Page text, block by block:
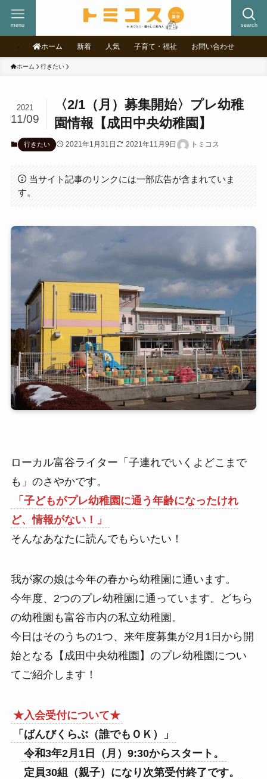
search
menu
ホーム 新着 人気 子育て・福祉 お問い合わせ
ホーム 行きたい
〈2/1（月）募集開始〉プレ幼稚
園情報【成田中央幼稚園】
2021
11/09
行きたい 2021年1月31日 2021年11月9日 トミコス
当サイト記事のリンクには一部広告が含まれていま
す。
ローカル富谷ライター「子連れでいくよどこまで
も」のさやかです。
「子どもがプレ幼稚園に通う年齢になったけれ
ど、情報がない！」
そんなあなたに読んでもらいたい！
我が家の娘は今年の春から幼稚園に通います。
今年度、2つのプレ幼稚園に通っています。どちら
の幼稚園も富谷市内の私立幼稚園。
今日はそのうちの1つ、来年度募集が2月1日から開
始となる【成田中央幼稚園】のプレ幼稚園につい
てご紹介します！
★入会受付について★
「ばんびくらぶ（誰でもＯＫ）」
令和3年2月1日（月）9:30からスタート。
定員30組（親子）になり次第受付終了です。